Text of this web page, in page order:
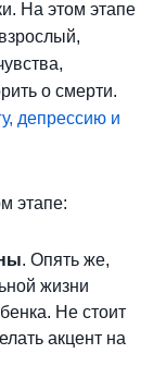
На этом этапе
о смерти.
депрессию и
этапе:
. Опять же,
жизни
Не стоит
акцент на